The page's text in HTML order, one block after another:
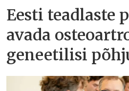
Eesti teadlaste
avada
geneetilisi